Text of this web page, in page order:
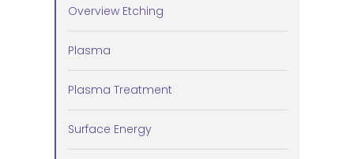
Overview Etching
Plasma
Plasma Treatment
Surface Energy